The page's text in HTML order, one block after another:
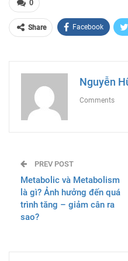
0
Share Facebook
Email
Nguyễn
Comments
PREV POST
Metabolic và Metabolism
là gì? Ảnh hưởng đến quá
trình tăng – giảm cân ra
sao?